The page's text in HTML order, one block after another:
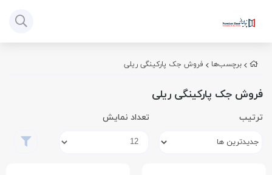
برچسب‌ها فروش جک پارکینگی ریلی
فروش جک پارکینگی ریلی
ترتیب تعداد نمایش